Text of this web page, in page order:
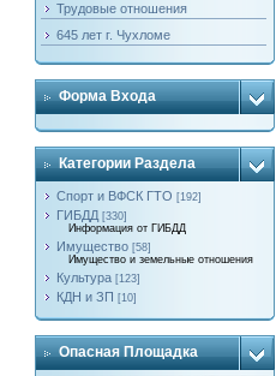
Трудовые отношения
645 лет г. Чухломе
Форма Входа
Категории Раздела
Спорт и ВФСК ГТО [192]
ГИБДД [330]
Информация от ГИБДД
Имущество [58]
Имущество и земельные отношения
Культура [123]
КДН и ЗП [10]
Опасная Площадка